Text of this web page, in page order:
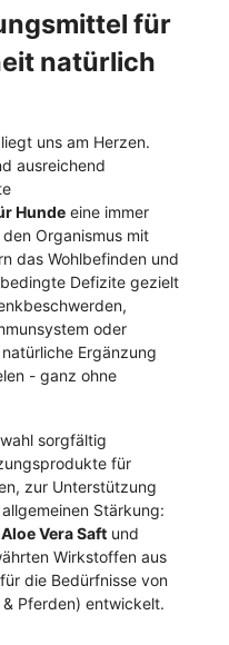
für
natürlich
uns am Herzen.
ausreichend
Hunde eine immer
Organismus mit
das Wohlbefinden und
Defizite gezielt
oder
Ergänzung
- ganz ohne
sorgfältig
für
zur Unterstützung
Stärkung:
Aloe Vera Saft und
Wirkstoffen aus
die Bedürfnisse von
Pferden) entwickelt.